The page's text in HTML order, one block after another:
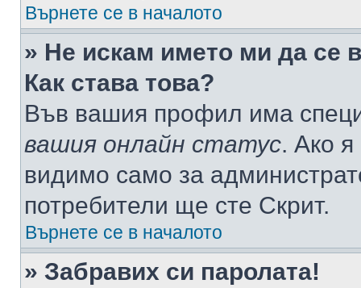
Върнете се в началото
» Не искам името ми да се
Как става това?
Във вашия профил има
вашия онлайн статус. Ако
видимо само за
потребители ще сте Скрит.
Върнете се в началото
» Забравих си паролата!